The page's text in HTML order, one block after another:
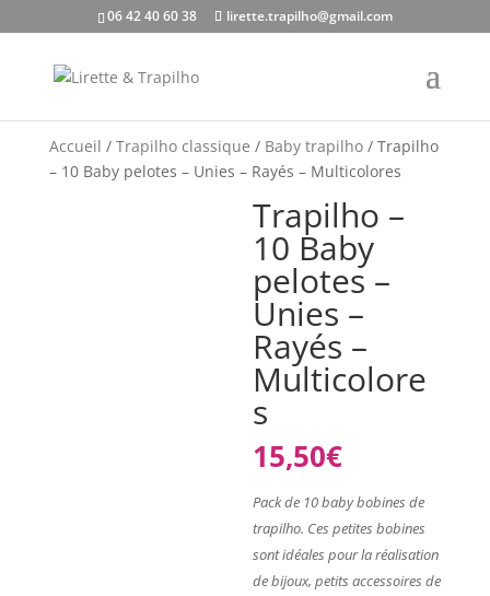
06 42 40 60 38 lirette.trapilho@gmail.com
Accueil / Trapilho classique / Baby trapilho/ Trapilho
– 10 Baby pelotes – Unies – Rayés – Multicolores
Trapilho –
10 Baby
pelotes –
Unies –
Rayés –
Multicolore
s
15,50€
Pack de 10 baby bobines de
trapilho. Ces petites bobines
sont idéales pour la réalisation
de bijoux, petits accessoires de